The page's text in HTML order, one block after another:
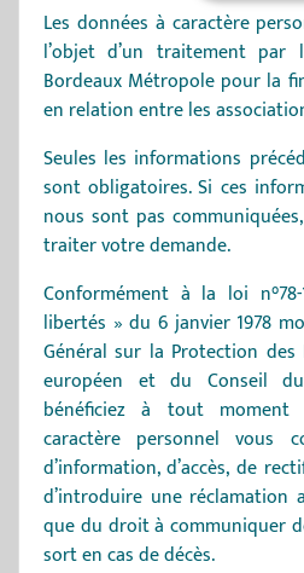
Les données à caractère
l’objet d’un traitement
Bordeaux Métropole pour la
en relation entre les
Seules les informations
sont obligatoires. Si ces
nous sont pas
traiter votre demande.
Conformément à la loi
libertés » du 6 janvier 1978
Général sur la Protection
européen et du Conseil
bénéficiez à tout
caractère personnel vous
d’information, d’accès, de
d’introduire une réclamation
que du droit à communiquer
sort en cas de décès.